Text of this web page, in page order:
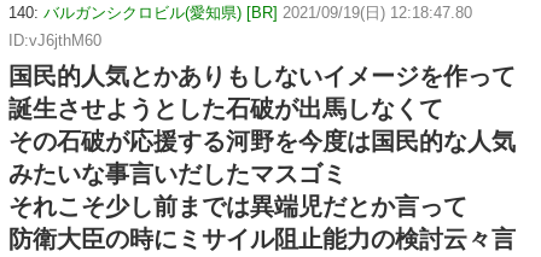
140: バルガンシクロビル(愛知県) [BR] 2021/09/19(日) 12:18:47.80
ID:vJ6jthM60
国民的人気とかありもしないイメージを作って
誕生させようとした石破が出馬しなくて
その石破が応援する河野を今度は国民的な人気
みたいな事言いだしたマスゴミ
それこそ少し前までは異端児だとか言って
防衛大臣の時にミサイル阻止能力の検討云々言